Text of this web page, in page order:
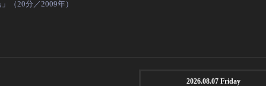
（20分／2009年）
2026.08.07 Friday